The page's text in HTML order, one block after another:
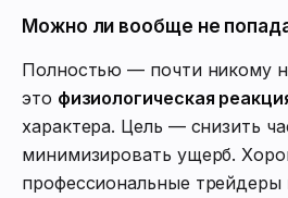
Можно ли вообще не
Полностью — почти никому
это физиологическая
характера. Цель — снизить
минимизировать ущерб.
профессиональные трейдеры